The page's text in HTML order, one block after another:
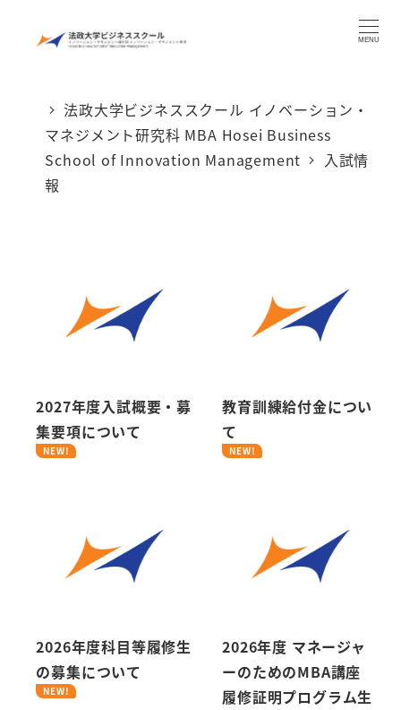
MENU
法政大学ビジネススクール イノベーション・
マネジメント研究科 MBA Hosei Business
School of Innovation Management
入試情
報
2027年度入試概要・募
集要項について
NEW!
教育訓練給付金につい
て
NEW!
2026年度科目等履修生
の募集について
NEW!
2026年度 マネージャ
ーのためのMBA講座
履修証明プログラム生